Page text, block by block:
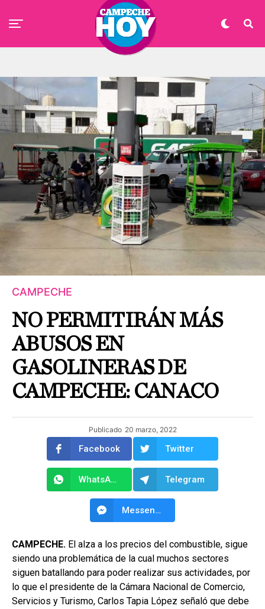
CAMPECHE
NO PERMITIRÁN MÁS
ABUSOS EN
GASOLINERAS DE
CAMPECHE: CANACO
Publicado 20 marzo, 2022
Facebook Twitter
WhatsApp Telegram
Messenger
CAMPECHE. El alza a los precios del combustible, sigue
siendo una problemática de la cual muchos sectores
siguen batallando para poder realizar sus actividades, por
lo que el presidente de la Cámara Nacional de Comercio,
Servicios y Turismo, Carlos Tapia López señaló que debe